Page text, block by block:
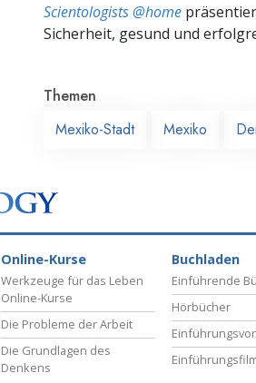
Scientologists @home
Sicherheit, gesund und
Themen
Mexiko-Stadt
Mexiko
Online-Kurse
Werkzeuge für das Leben
Online-Kurse
Die Probleme der Arbeit
Die Grundlagen des
Denkens
Buchladen
Einführende
Hörbücher